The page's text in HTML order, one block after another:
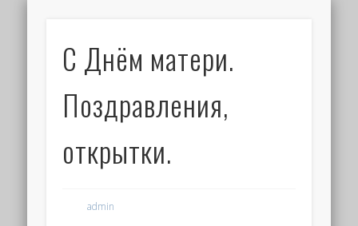
С Днём матери.
Поздравления,
открытки.
admin